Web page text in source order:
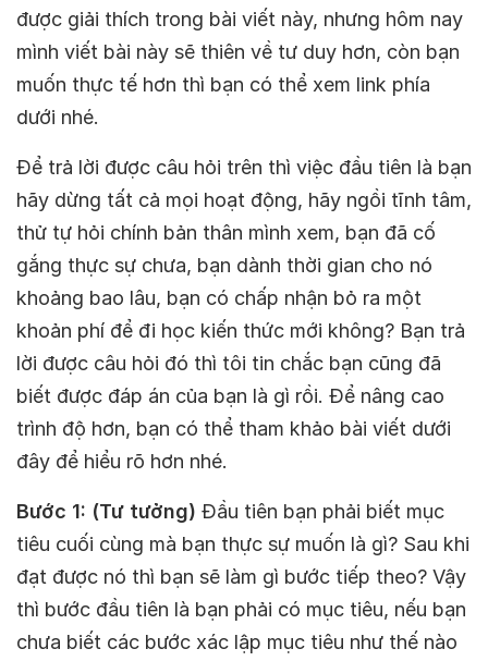
được giải thích trong bài viết này, nhưng hôm nay
mình viết bài này sẽ thiên về tư duy hơn, còn bạn
muốn thực tế hơn thì bạn có thể xem link phía
dưới nhé.
Để trả lời được câu hỏi trên thì việc đầu tiên là bạn
hãy dừng tất cả mọi hoạt động, hãy ngồi tĩnh tâm,
thử tự hỏi chính bản thân mình xem, bạn đã cố
gắng thực sự chưa, bạn dành thời gian cho nó
khoảng bao lâu, bạn có chấp nhận bỏ ra một
khoản phí để đi học kiến thức mới không? Bạn trả
lời được câu hỏi đó thì tôi tin chắc bạn cũng đã
biết được đáp án của bạn là gì rồi. Để nâng cao
trình độ hơn, bạn có thể tham khảo bài viết dưới
đây để hiểu rõ hơn nhé.
Bước 1: (Tư tưởng) Đầu tiên bạn phải biết mục
tiêu cuối cùng mà bạn thực sự muốn là gì? Sau khi
đạt được nó thì bạn sẽ làm gì bước tiếp theo? Vậy
thì bước đầu tiên là bạn phải có mục tiêu, nếu bạn
chưa biết các bước xác lập mục tiêu như thế nào